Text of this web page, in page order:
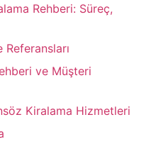
Rehberi: Süreç,
Referansları
ve Müşteri
Kiralama Hizmetleri